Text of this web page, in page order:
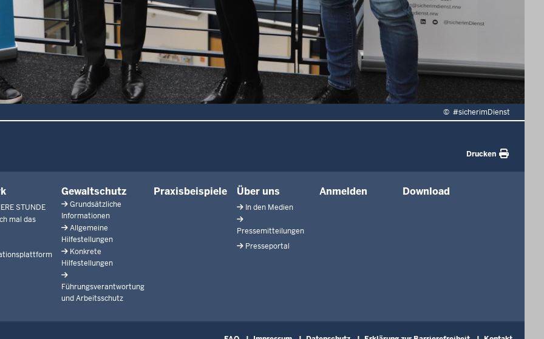
© #sicherimDienst
Drucken
STUNDE
mal das
Gewaltschutz
Grundsätzliche
Informationen
Allgemeine
Hilfestellungen
Konkrete
Hilfestellungen
Führungsverantwortung
und Arbeitsschutz
Praxisbeispiele Über uns
In den Medien
Pressemitteilungen
Presseportal
Anmelden Download